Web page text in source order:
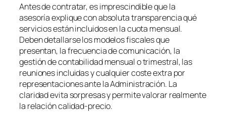
Antes de contratar, es imprescindible que la
asesoría explique con absoluta transparencia qué
servicios están incluidos en la cuota mensual.
Deben detallarse los modelos fiscales que
presentan, la frecuencia de comunicación, la
gestión de contabilidad mensual o trimestral, las
reuniones incluidas y cualquier coste extra por
representaciones ante la Administración. La
claridad evita sorpresas y permite valorar realmente
la relación calidad-precio.